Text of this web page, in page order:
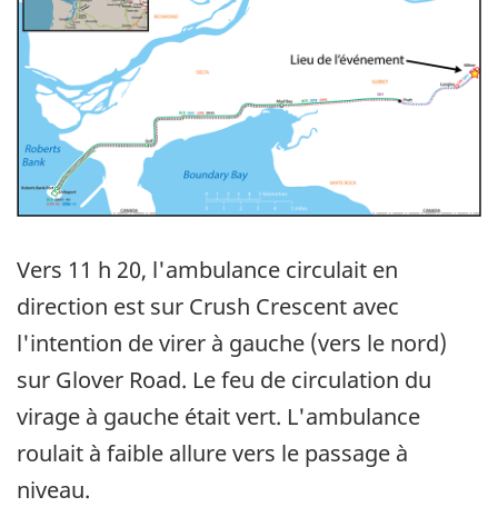
Vers 11 h 20, l'ambulance circulait en
direction est sur Crush Crescent avec
l'intention de virer à gauche (vers le nord)
sur Glover Road. Le feu de circulation du
virage à gauche était vert. L'ambulance
roulait à faible allure vers le passage à
niveau.